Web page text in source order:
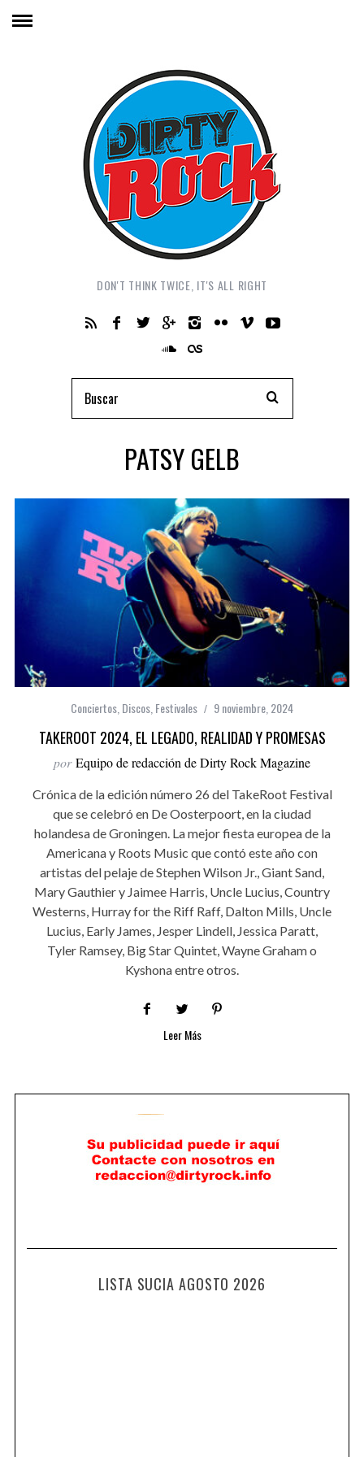
DON'T THINK TWICE, IT'S ALL RIGHT
PATSY GELB
Conciertos Discos Festivales 9 noviembre, 2024
TAKEROOT 2024, EL LEGADO, REALIDAD Y PROMESAS
por Equipo de redacción de Dirty Rock Magazine
Crónica de la edición número 26 del TakeRoot Festival
que se celebró en De Oosterpoort, en la ciudad
holandesa de Groningen. La mejor fiesta europea de la
Americana y Roots Music que contó este año con
artistas del pelaje de Stephen Wilson Jr., Giant Sand,
Mary Gauthier y Jaimee Harris, Uncle Lucius, Country
Westerns, Hurray for the Riff Raff, Dalton Mills, Uncle
Lucius, Early James, Jesper Lindell, Jessica Paratt,
Tyler Ramsey, Big Star Quintet, Wayne Graham o
Kyshona entre otros.
Leer Más
LISTA SUCIA AGOSTO 2026